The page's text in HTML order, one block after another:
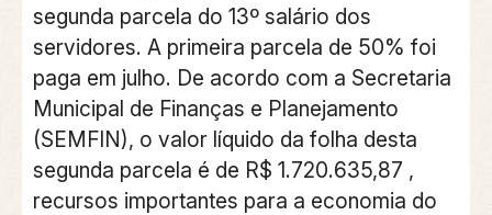
segunda parcela do 13º salário dos
servidores. A primeira parcela de 50% foi
paga em julho. De acordo com a Secretaria
Municipal de Finanças e Planejamento
(SEMFIN), o valor líquido da folha desta
segunda parcela é de R$ 1.720.635,87 ,
recursos importantes para a economia do